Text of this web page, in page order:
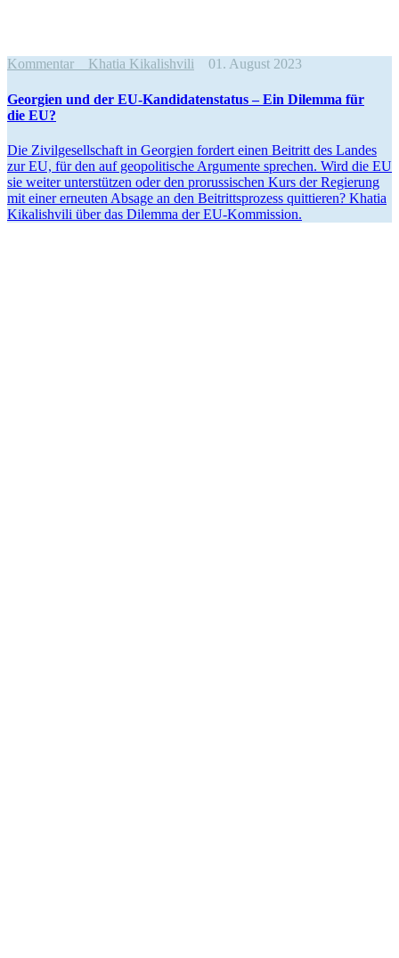
Kommentar Khatia Kikalishvili 01. August 2023
Georgien und der EU-Kandi­da­ten­status – Ein Dilemma für
die EU?
Die Zivil­ge­sell­schaft in Georgien fordert einen Beitritt des Landes
zur EU, für den auf geopo­li­tische Argumente sprechen. Wird die EU
sie weiter unter­stützen oder den prorus­si­schen Kurs der Regierung
mit einer erneuten Absage an den Beitritts­prozess quittieren? Khatia
Kikalishvili über das Dilemma der EU-Kommission.